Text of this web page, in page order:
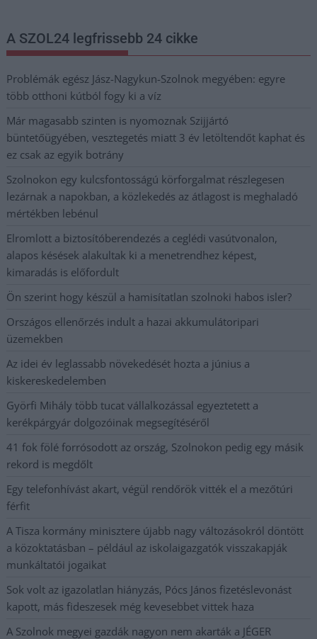
A SZOL24 legfrissebb 24 cikke
Problémák egész Jász-Nagykun-Szolnok megyében: egyre
több otthoni kútból fogy ki a víz
Már magasabb szinten is nyomoznak Szijjártó
büntetőügyében, vesztegetés miatt 3 év letöltendőt kaphat és
ez csak az egyik botrány
Szolnokon egy kulcsfontosságú körforgalmat részlegesen
lezárnak a napokban, a közlekedés az átlagost is meghaladó
mértékben lebénul
Elromlott a biztosítóberendezés a ceglédi vasútvonalon,
alapos késések alakultak ki a menetrendhez képest,
kimaradás is előfordult
Ön szerint hogy készül a hamisítatlan szolnoki habos isler?
Országos ellenőrzés indult a hazai akkumulátoripari
üzemekben
Az idei év leglassabb növekedését hozta a június a
kiskereskedelemben
Györfi Mihály több tucat vállalkozással egyeztetett a
kerékpárgyár dolgozóinak megsegítéséről
41 fok fölé forrósodott az ország, Szolnokon pedig egy másik
rekord is megdőlt
Egy telefonhívást akart, végül rendőrök vitték el a mezőtúri
férfit
A Tisza kormány minisztere újabb nagy változásokról döntött
a közoktatásban – például az iskolaigazgatók visszakapják
munkáltatói jogaikat
Sok volt az igazolatlan hiányzás, Pócs János fizetéslevonást
kapott, más fideszesek még kevesebbet vittek haza
A Szolnok megyei gazdák nagyon nem akarták a JÉGER